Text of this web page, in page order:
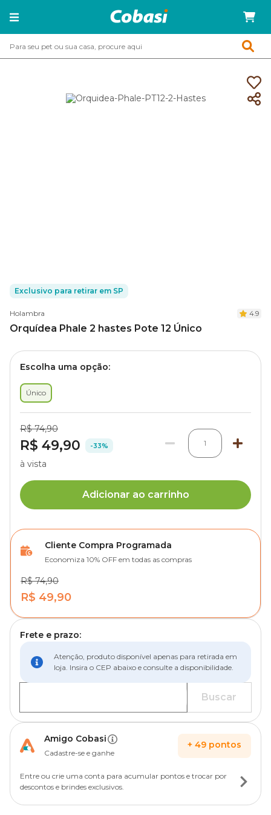
Exclusivo para retirar em SP
Holambra 4.9
Orquídea Phale 2 hastes Pote 12 Único
Escolha uma opção:
Único
R$ 74,90
R$ 49,90 -33% 1
à vista
Adicionar ao carrinho
Cliente Compra Programada
Economiza 10% OFF em todas as compras
R$ 74,90
R$ 49,90
Frete e prazo:
Atenção, produto disponível apenas para retirada em
loja. Insira o CEP abaixo e consulte a disponibilidade.
Buscar
Amigo Cobasi
Cadastre-se e ganhe
+ 49 pontos
Entre ou crie uma conta para acumular pontos e trocar por
descontos e brindes exclusivos.